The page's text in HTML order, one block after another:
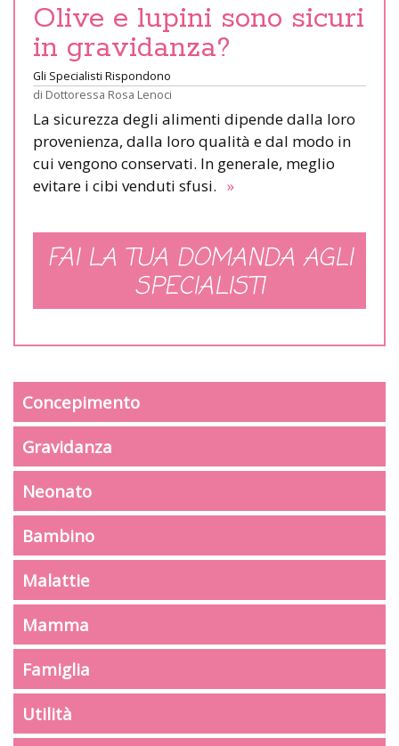
Olive e lupini sono sicuri
in gravidanza?
Gli Specialisti Rispondono
di Dottoressa Rosa Lenoci
La sicurezza degli alimenti dipende dalla loro
provenienza, dalla loro qualità e dal modo in
cui vengono conservati. In generale, meglio
evitare i cibi venduti sfusi. »
FAI LA TUA DOMANDA AGLI
SPECIALISTI
Concepimento
Gravidanza
Neonato
Bambino
Malattie
Mamma
Famiglia
Utilità